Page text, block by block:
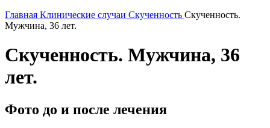
Главная Клинические случаи Скученность Скученность.
Мужчина, 36 лет.
Скученность. Мужчина, 36
лет.
Фото до и после лечения